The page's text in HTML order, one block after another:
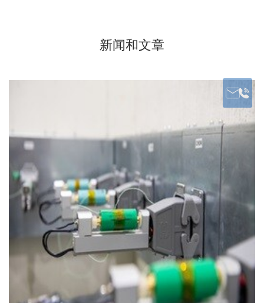
新闻和文章